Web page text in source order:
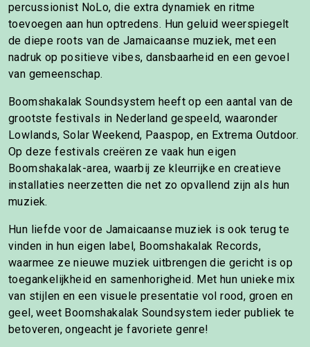
percussionist NoLo, die extra dynamiek en ritme
toevoegen aan hun optredens. Hun geluid weerspiegelt
de diepe roots van de Jamaicaanse muziek, met een
nadruk op positieve vibes, dansbaarheid en een gevoel
van gemeenschap.
Boomshakalak Soundsystem heeft op een aantal van de
grootste festivals in Nederland gespeeld, waaronder
Lowlands, Solar Weekend, Paaspop, en Extrema Outdoor.
Op deze festivals creëren ze vaak hun eigen
Boomshakalak-area, waarbij ze kleurrijke en creatieve
installaties neerzetten die net zo opvallend zijn als hun
muziek.
Hun liefde voor de Jamaicaanse muziek is ook terug te
vinden in hun eigen label, Boomshakalak Records,
waarmee ze nieuwe muziek uitbrengen die gericht is op
toegankelijkheid en samenhorigheid. Met hun unieke mix
van stijlen en een visuele presentatie vol rood, groen en
geel, weet Boomshakalak Soundsystem ieder publiek te
betoveren, ongeacht je favoriete genre!